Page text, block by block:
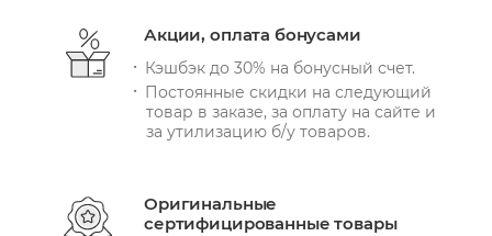
Акции, оплата бонусами
Кэшбэк до 30% на бонусный счет.
Постоянные скидки на следующий
товар в заказе, за оплату на сайте и
за утилизацию б/у товаров.
Оригинальные
сертифицированные товары